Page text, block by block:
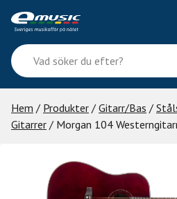
content
Vad
söker
du
efter?
Hem / Produkter / Gitarr/Bas /
Gitarrer / Morgan 104